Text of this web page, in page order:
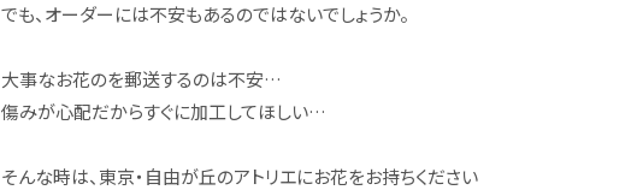
でも、オーダーには不安もあるのではないでしょうか。
大事なお花のを郵送するのは不安…
傷みが心配だからすぐに加工してほしい…
そんな時は、東京・自由が丘のアトリエにお花をお持ちください